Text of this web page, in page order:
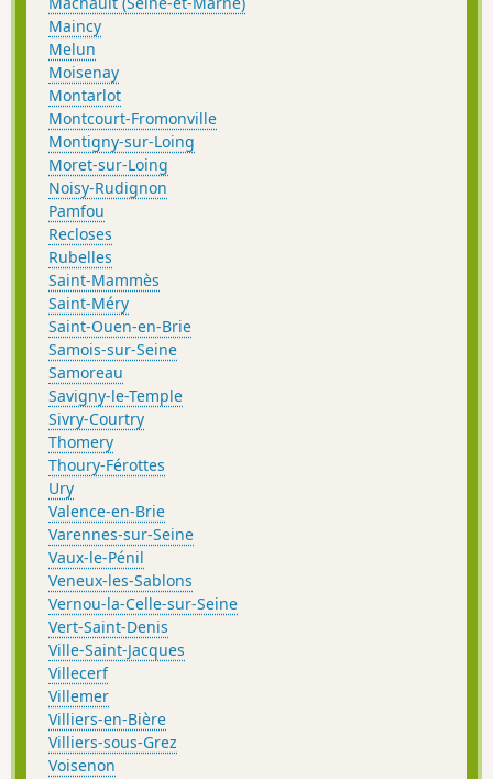
Maincy
Melun
Moisenay
Montarlot
Montcourt-Fromonville
Montigny-sur-Loing
Moret-sur-Loing
Noisy-Rudignon
Pamfou
Recloses
Rubelles
Saint-Mammès
Saint-Méry
Saint-Ouen-en-Brie
Samois-sur-Seine
Samoreau
Savigny-le-Temple
Sivry-Courtry
Thomery
Thoury-Férottes
Ury
Valence-en-Brie
Varennes-sur-Seine
Vaux-le-Pénil
Veneux-les-Sablons
Vernou-la-Celle-sur-Seine
Vert-Saint-Denis
Ville-Saint-Jacques
Villecerf
Villemer
Villiers-en-Bière
Villiers-sous-Grez
Voisenon